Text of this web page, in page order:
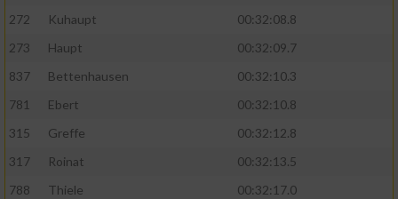
272
Kuhaupt
00:32:08.8
273
Haupt
00:32:09.7
837
Bettenhausen
00:32:10.3
781
Ebert
00:32:10.8
315
Greffe
00:32:12.8
317
Roinat
00:32:13.5
788
Thiele
00:32:17.0